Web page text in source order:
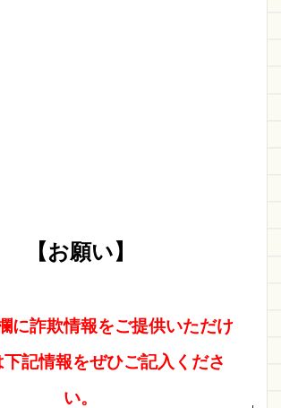
【お願い】
に詐欺情報をご提供いただけ
下記情報をぜひご記入くださ
い。